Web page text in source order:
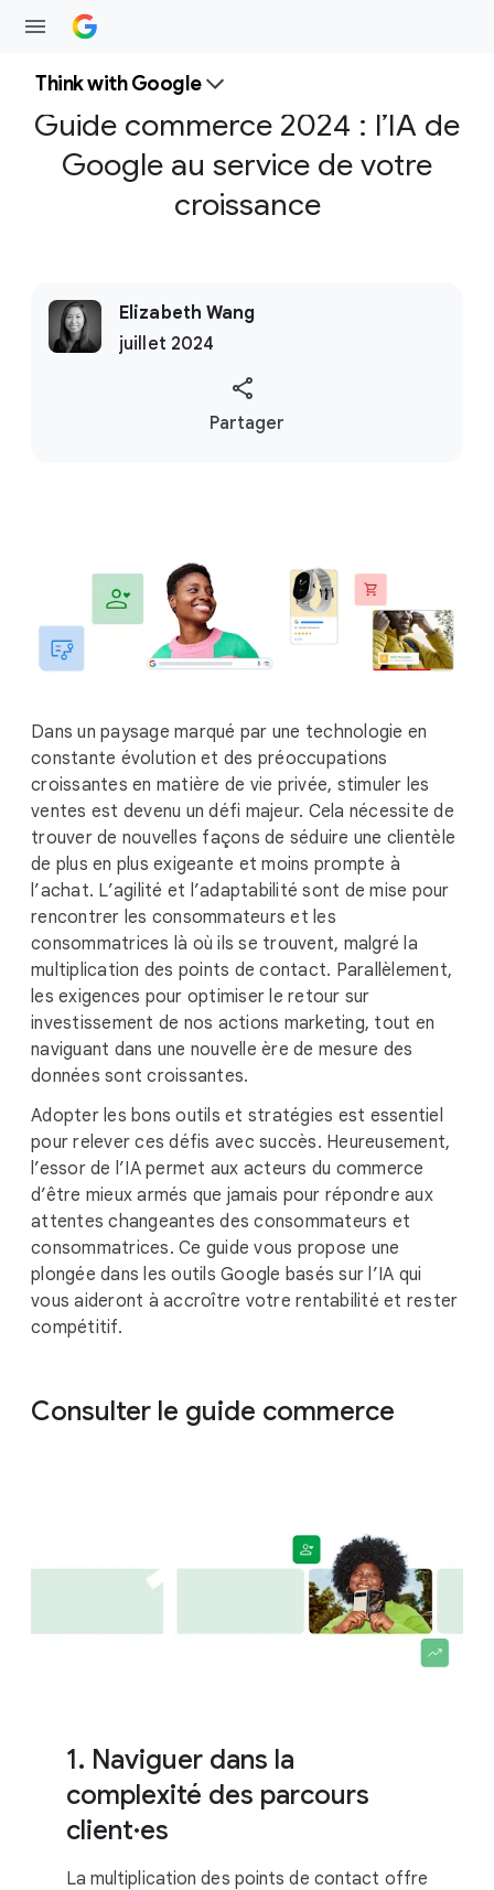
Think with Google
Guide commerce 2024 : l’IA de
Google au service de votre
croissance
Elizabeth Wang
juillet 2024
S
M
o
d
u
Partager
Dans un paysage marqué par une technologie en
constante évolution et des préoccupations
croissantes en matière de vie privée, stimuler les
ventes est devenu un défi majeur. Cela nécessite de
trouver de nouvelles façons de séduire une clientèle
de plus en plus exigeante et moins prompte à
l’achat. L’agilité et l’adaptabilité sont de mise pour
rencontrer les consommateurs et les
consommatrices là où ils se trouvent, malgré la
multiplication des points de contact. Parallèlement,
les exigences pour optimiser le retour sur
investissement de nos actions marketing, tout en
naviguant dans une nouvelle ère de mesure des
données sont croissantes.
Adopter les bons outils et stratégies est essentiel
pour relever ces défis avec succès. Heureusement,
l’essor de l’IA permet aux acteurs du commerce
d’être mieux armés que jamais pour répondre aux
attentes changeantes des consommateurs et
consommatrices. Ce guide vous propose une
plongée dans les outils Google basés sur l’IA qui
vous aideront à accroître votre rentabilité et rester
compétitif.
Consulter le guide commerce
1. Naviguer dans la
complexité des parcours
client·es
La multiplication des points de contact offre